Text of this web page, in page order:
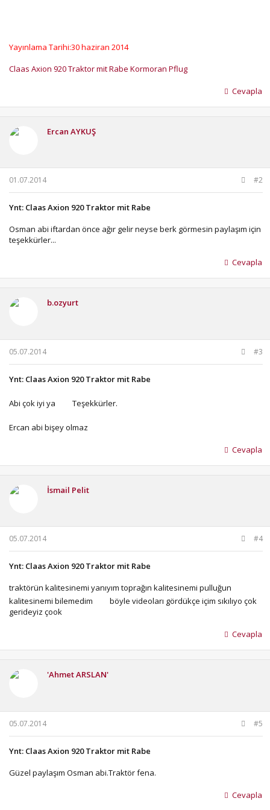
Yayınlama Tarihi:30 haziran 2014
Claas Axion 920 Traktor mit Rabe Kormoran Pflug
Cevapla
Ercan AYKUŞ
01.07.2014 #2
Ynt: Claas Axion 920 Traktor mit Rabe
Osman abi iftardan önce ağır gelir neyse berk görmesin paylaşım için
teşekkürler...
Cevapla
b.ozyurt
05.07.2014 #3
Ynt: Claas Axion 920 Traktor mit Rabe
Abi çok iyi ya Teşekkürler.
Ercan abi bişey olmaz
Cevapla
İsmail Pelit
05.07.2014 #4
Ynt: Claas Axion 920 Traktor mit Rabe
traktörün kalitesinemi yanıyım toprağın kalitesinemi pulluğun
kalitesinemi bilemedim
böyle videoları gördükçe içim sıkılıyo çok
gerideyiz çook
Cevapla
'Ahmet ARSLAN'
05.07.2014 #5
Ynt: Claas Axion 920 Traktor mit Rabe
Güzel paylaşım Osman abi.Traktör fena.
Cevapla